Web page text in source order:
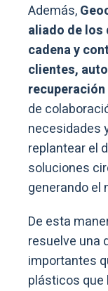
Además,
aliado de
cadena y
clientes,
de
necesidades
replantear el
soluciones
generando el
De esta
resuelve una
importantes
plásticos que